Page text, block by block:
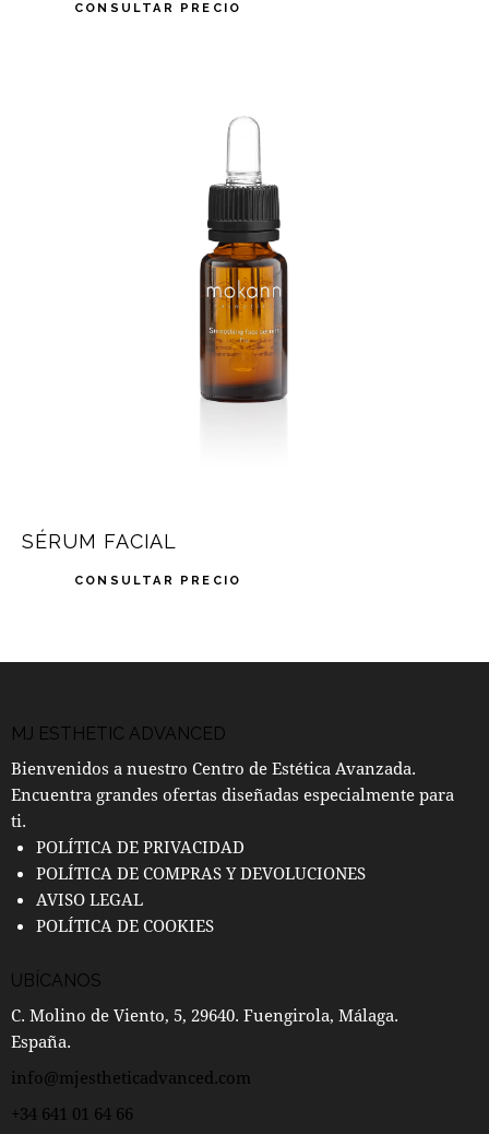
CONSULTAR PRECIO
SÉRUM FACIAL
CONSULTAR PRECIO
MJ ESTHETIC ADVANCED
Bienvenidos a nuestro Centro de Estética Avanzada.
Encuentra grandes ofertas diseñadas especialmente para
ti.
POLÍTICA DE PRIVACIDAD
POLÍTICA DE COMPRAS Y DEVOLUCIONES
AVISO LEGAL
POLÍTICA DE COOKIES
UBÍCANOS
C. Molino de Viento, 5, 29640. Fuengirola, Málaga.
España.
info@mjestheticadvanced.com
+34 641 01 64 66